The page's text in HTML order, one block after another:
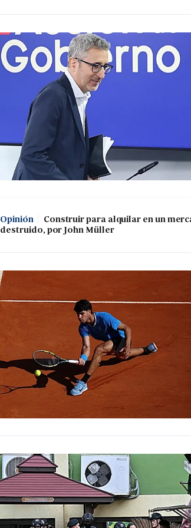
Opinión
Construir para alquilar en un
destruido, por John Müller